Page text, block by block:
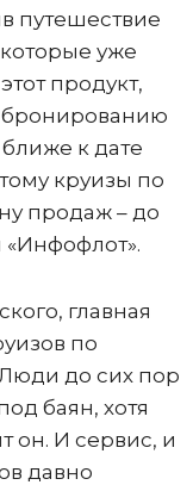
путешествие
уже
продукт,
бронированию
ближе к дате
круизы по
продаж – до
«Инфофлот».
главная
по
до сих пор
баян, хотя
он. И сервис, и
давно